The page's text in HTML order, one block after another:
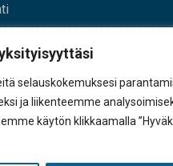
selauskokemuksesi
ja liikenteemme
käytön klikkaamalla